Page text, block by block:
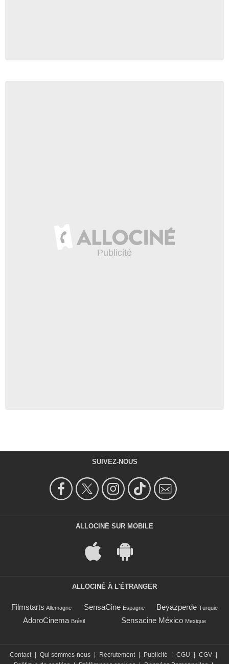
SUIVEZ-NOUS
ALLOCINÉ SUR MOBILE
ALLOCINÉ À L'ÉTRANGER
Filmstarts Allemagne SensaCine Espagne Beyazperde Turquie
AdoroCinema Brésil Sensacine México Mexique
Contact | Qui sommes-nous | Recrutement | Publicité | CGU | CGV |